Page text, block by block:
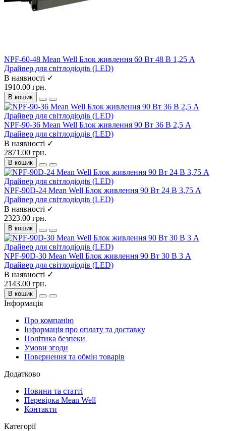
NPF-60-48 Mean Well Блок живлення 60 Вт 48 В 1,25 А
Драйвер для світлодіодів (LED)
В наявності ✓
1910.00 грн.
В кошик
NPF-90-36 Mean Well Блок живлення 90 Вт 36 В 2,5 А
Драйвер для світлодіодів (LED)
В наявності ✓
2871.00 грн.
В кошик
NPF-90D-24 Mean Well Блок живлення 90 Вт 24 В 3,75 А
Драйвер для світлодіодів (LED)
В наявності ✓
2323.00 грн.
В кошик
NPF-90D-30 Mean Well Блок живлення 90 Вт 30 В 3 А
Драйвер для світлодіодів (LED)
В наявності ✓
2143.00 грн.
В кошик
Інформація
Про компанію
Інформація про оплату та доставку
Політика безпеки
Умови згоди
Повернення та обмін товарів
Додатково
Новини та статті
Перевірка Mean Well
Контакти
Категорії